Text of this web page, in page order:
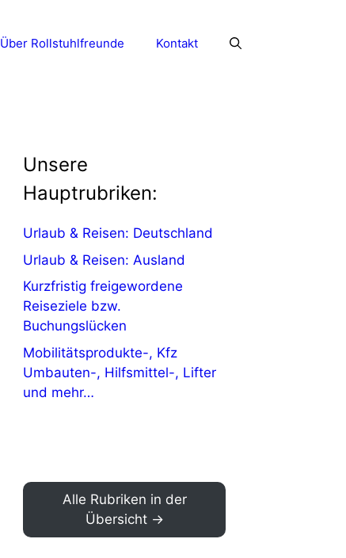
Über Rollstuhlfreunde Kontakt
Unsere
Hauptrubriken:
Urlaub & Reisen: Deutschland
Urlaub & Reisen: Ausland
Kurzfristig freigewordene
Reiseziele bzw.
Buchungslücken
Mobilitätsprodukte-, Kfz
Umbauten-, Hilfsmittel-, Lifter
und mehr…
Alle Rubriken in der
Übersicht